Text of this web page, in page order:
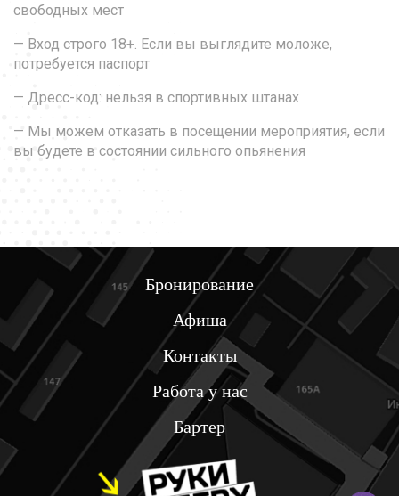
свободных мест
— Вход строго 18+. Если вы выглядите моложе,
потребуется паспорт
— Дресс-код: нельзя в спортивных штанах
— Мы можем отказать в посещении мероприятия, если
вы будете в состоянии сильного опьянения
Бронирование
Афиша
Контакты
Работа у нас
Бартер